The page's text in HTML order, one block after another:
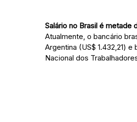
Salário no Brasil é metade
Atualmente, o bancário
Argentina (US$ 1.432,21)
Nacional dos